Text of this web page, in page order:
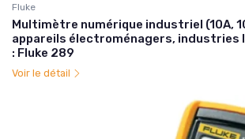
Fluke
Multimètre numérique industriel (10A,
appareils électroménagers, industries
: Fluke 289
Voir le détail